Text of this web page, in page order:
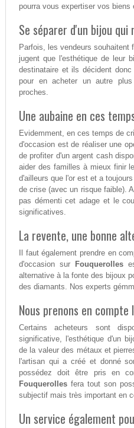
pourra vous expertiser vos biens
Se séparer d'un bijou qui
Parfois, les vendeurs souhaitent
jugent que l'esthétique de leur
destinataire et ils décident
pour en acheter un autre
proches.
Une aubaine en ces
Evidemment, en ces temps de
d'occasion est de réaliser une
de profiter d'un argent cash
aider des familles à mieux finir
d'ailleurs que l'or est et a
de crise (avec un risque faible).
pas démenti cet adage et le
significatives.
La revente, une bonne
Il faut également prendre en
d'occasion sur Fouquerolles
alternative à la fonte des bijoux
des diamants. Nos experts
Nous prenons en
Certains acheteurs sont
significative, l'esthétique d'un
de la valeur des métaux et
l'artisan qui a créé et donné
possédez doit être pris en
Fouquerollesfera tout son
subjectif mais très important en
Un service également